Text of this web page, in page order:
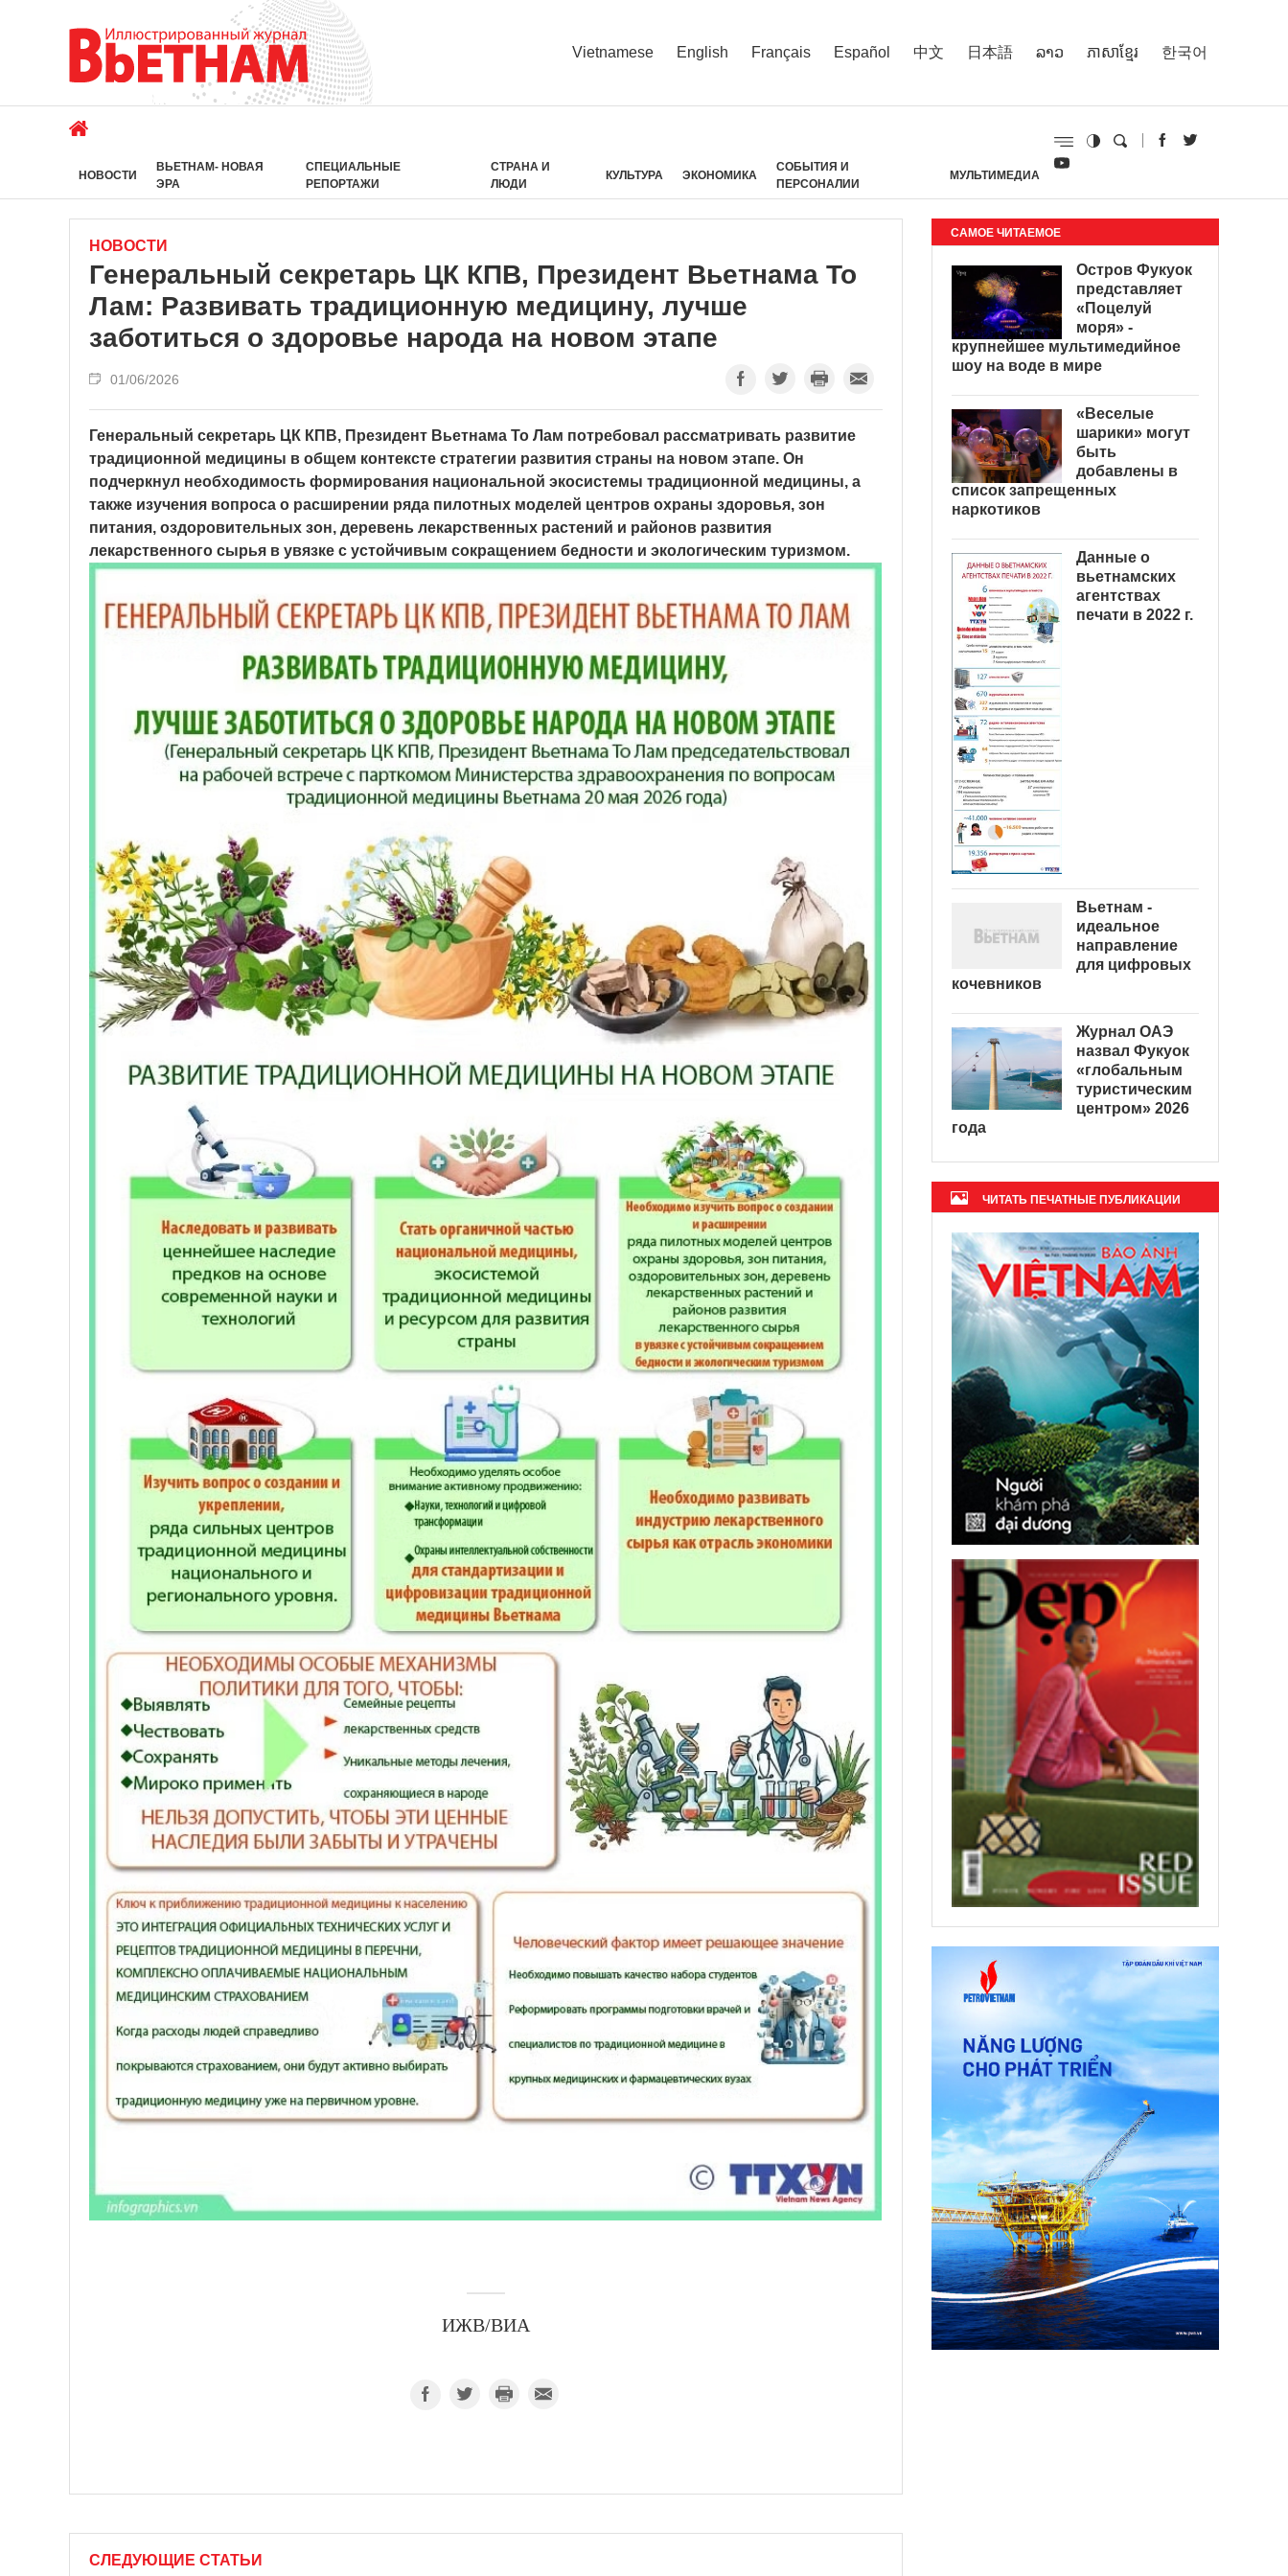
Vietnamese English Français Español 中文 日本語 ລາວ ភាសាខ្មែរ 한국어
НОВОСТИ
ВЬЕТНАМ- НОВАЯ
ЭРА
СПЕЦИАЛЬНЫЕ
РЕПОРТАЖИ
СТРАНА И
ЛЮДИ
КУЛЬТУРА ЭКОНОМИКА
СОБЫТИЯ И
ПЕРСОНАЛИИ
МУЛЬТИМЕДИА
НОВОСТИ
Генеральный секретарь ЦК КПВ, Президент Вьетнама То
Лам: Развивать традиционную медицину, лучше
заботиться о здоровье народа на новом этапе
01/06/2026
Генеральный секретарь ЦК КПВ, Президент Вьетнама То Лам потребовал рассматривать развитие
традиционной медицины в общем контексте стратегии развития страны на новом этапе. Он
подчеркнул необходимость формирования национальной экосистемы традиционной медицины, а
также изучения вопроса о расширении ряда пилотных моделей центров охраны здоровья, зон
питания, оздоровительных зон, деревень лекарственных растений и районов развития
лекарственного сырья в увязке с устойчивым сокращением бедности и экологическим туризмом.
ИЖВ/ВИА
СЛЕДУЮЩИЕ СТАТЬИ
САМОЕ ЧИТАЕМОЕ
Остров Фукуок
представляет
«Поцелуй
моря» -
крупнейшее мультимедийное
шоу на воде в мире
«Веселые
шарики» могут
быть
добавлены в
список запрещенных
наркотиков
Данные о
вьетнамских
агентствах
печати в 2022 г.
Вьетнам -
идеальное
направление
для цифровых
кочевников
Журнал ОАЭ
назвал Фукуок
«глобальным
туристическим
центром» 2026
года
ЧИТАТЬ ПЕЧАТНЫЕ ПУБЛИКАЦИИ